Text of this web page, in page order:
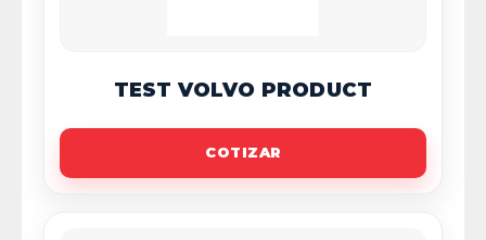
TEST VOLVO PRODUCT
COTIZAR